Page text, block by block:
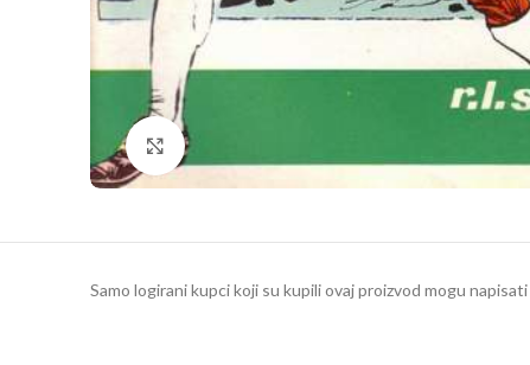
Klikni da povečaš
Samo logirani kupci koji su kupili ovaj proizvod mogu